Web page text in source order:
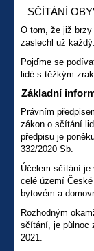
SČÍTÁNÍ
O tom, že již
zaslechl už každý.
Pojďme se
lidé s těžkým
Základní
Právním
zákon o sčítání
předpisu je
332/2020 Sb.
Účelem sčítání je
celé území
bytovém a
Rozhodným
sčítání, je půlnoc
2021.